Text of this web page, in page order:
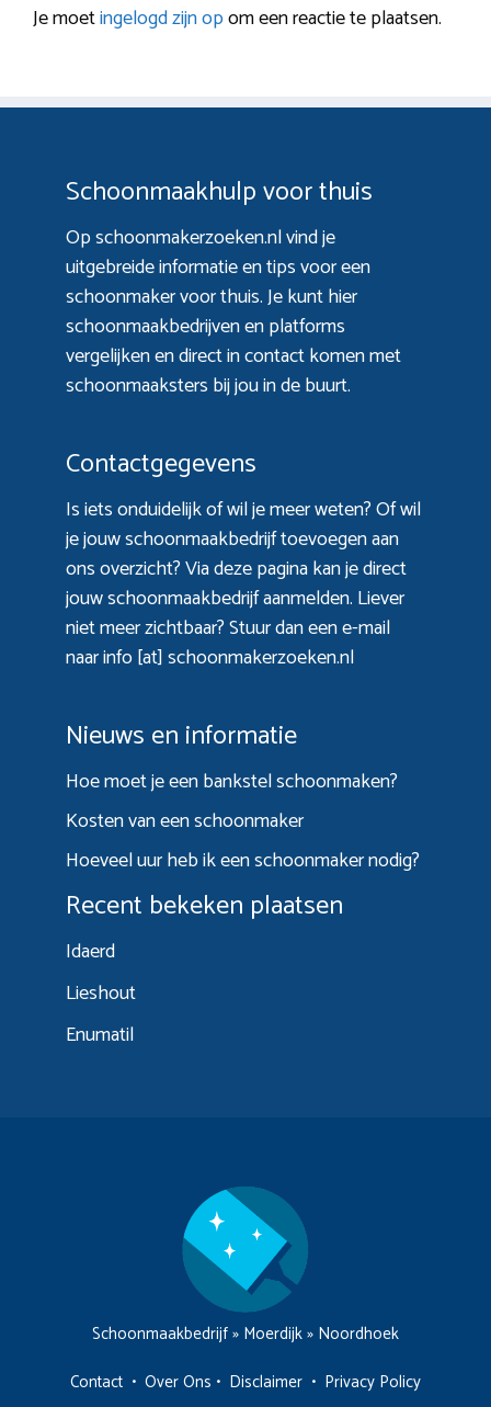
Je moetingelogd zijn opom een reactie te plaatsen.
Schoonmaakhulp voor thuis
Op schoonmakerzoeken.nl vind je
uitgebreide informatie en tips voor een
schoonmaker voor thuis. Je kunt hier
schoonmaakbedrijven en platforms
vergelijken en direct in contact komen met
schoonmaaksters bij jou in de buurt.
Contactgegevens
Is iets onduidelijk of wil je meer weten? Of wil
je jouw schoonmaakbedrijf toevoegen aan
ons overzicht? Viadeze paginakan je direct
jouw schoonmaakbedrijf aanmelden. Liever
niet meer zichtbaar? Stuur dan een e-mail
naar info [at] schoonmakerzoeken.nl
Nieuws en informatie
Hoe moet je een bankstel schoonmaken?
Kosten van een schoonmaker
Hoeveel uur heb ik een schoonmaker nodig?
Recent bekeken plaatsen
Idaerd
Lieshout
Enumatil
Schoonmaakbedrijf» Moerdijk» Noordhoek
Contact • Over Ons • Disclaimer • Privacy Policy